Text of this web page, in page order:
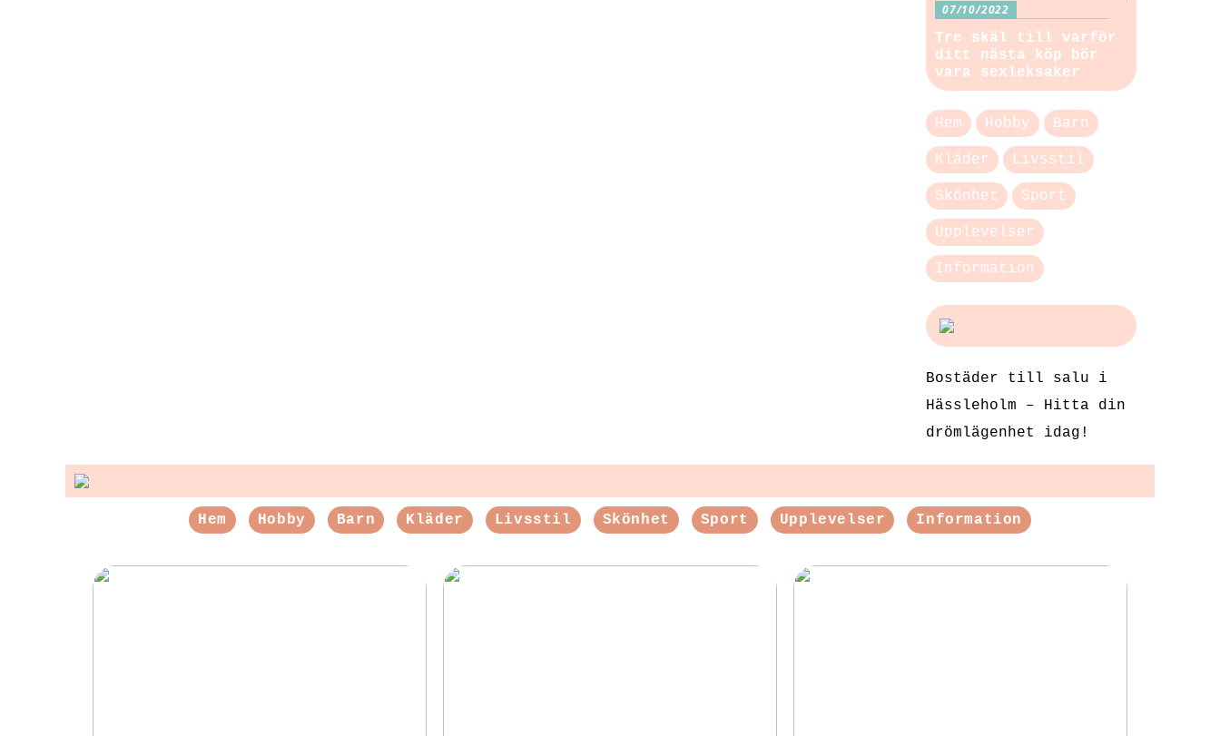
07/10/2022
Tre skäl till varför
ditt nästa köp bör
vara sexleksaker
Hem Hobby Barn
Kläder Livsstil
Skönhet Sport
Upplevelser
Information
Bostäder till salu i
Hässleholm – Hitta din
drömlägenhet idag!
Hem Hobby Barn Kläder Livsstil Skönhet Sport Upplevelser Information